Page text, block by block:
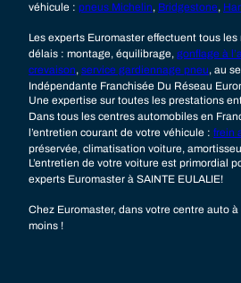
véhicule : pneus Michelin, Bridgestone,
Les experts Euromaster effectuent tous
délais : montage, équilibrage, gonflage à
crevaison, service gardiennage pneu, au
Indépendante Franchisée Du Réseau
Une expertise sur toutes les prestations
Dans tous les centres automobiles en
l’entretien courant de votre véhicule : frein
préservée, climatisation voiture,
L’entretien de votre voiture est primordial
experts Euromaster à SAINTE EULALIE!
Chez Euromaster, dans votre centre auto
moins !